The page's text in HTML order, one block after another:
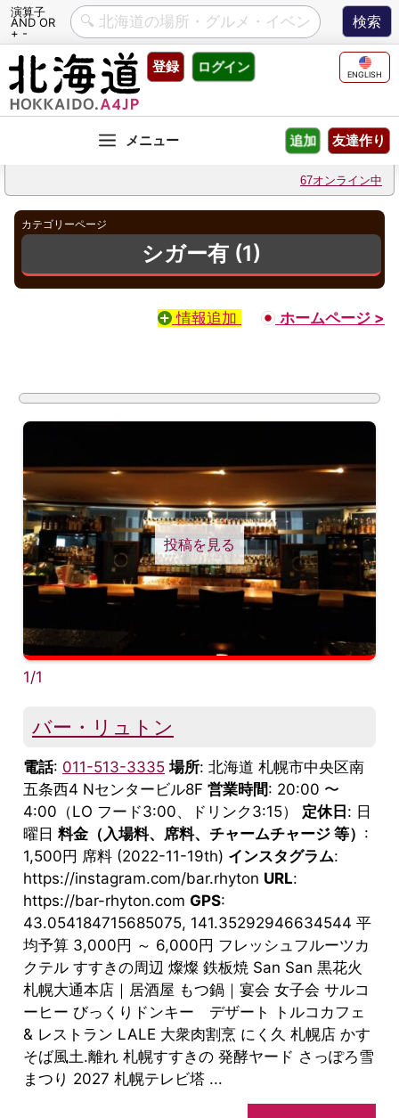
演算子
AND OR
+ -
Skip
content
登録 ログイン ENGLISH
友達作り
追加
67オンライン中
カテゴリーページ
シガー有 (1)
情報追加 ホームページ >
投稿を見る
1/1
バー・リュトン
電話: 011-513-3335 場所: 北海道 札幌市中央区南
五条西4 Nセンタービル8F 営業時間: 20:00 〜
4:00（LO フード3:00、ドリンク3:15） 定休日 : 日
曜日 料金（入場料、席料、チャームチャージ 等） :
1,500円 席料 (2022-11-19th) インスタグラム:
https://instagram.com/bar.rhyton URL:
https://bar-rhyton.com GPS:
43.054184715685075, 141.35292946634544 平
均予算 3,000円 ～ 6,000円 フレッシュフルーツカ
クテル すすきの周辺 燦燦 鉄板焼 San San 黒花火
札幌大通本店｜居酒屋 もつ鍋｜宴会 女子会 サルコ
ーヒー びっくりドンキー デザート トルコカフェ
& レストラン LALE 大衆肉割烹 にく久 札幌店 かす
そば風土.離れ 札幌すすきの 発酵ヤード さっぽろ雪
まつり 2027 札幌テレビ塔 ...